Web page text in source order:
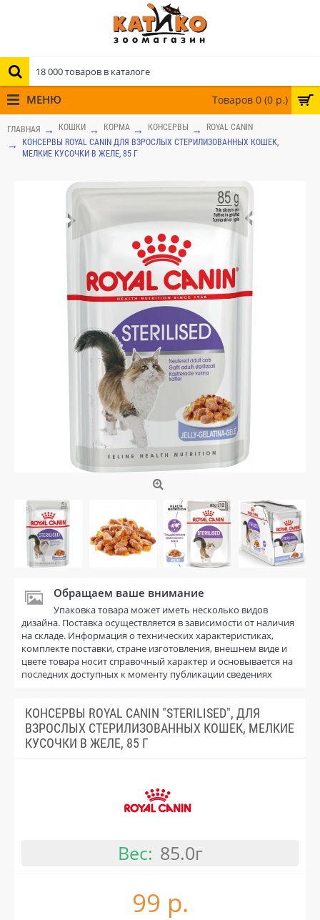
Товаров 0 (0 р.)
МЕНЮ
ГЛАВНАЯ КОШКИ КОРМА КОНСЕРВЫ
ROYAL CANIN
КОНСЕРВЫ ROYAL CANIN ДЛЯ ВЗРОСЛЫХ СТЕРИЛИЗОВАННЫХ КОШЕК,
МЕЛКИЕ КУСОЧКИ В ЖЕЛЕ, 85 Г
Обращаем ваше внимание
Упаковка товара может иметь несколько видов
дизайна. Поставка осуществляется в зависимости от наличия
на складе. Информация о технических характеристиках,
комплекте поставки, стране изготовления, внешнем виде и
цвете товара носит справочный характер и основывается на
последних доступных к моменту публикации сведениях
КОНСЕРВЫ ROYAL CANIN "STERILISED", ДЛЯ
ВЗРОСЛЫХ СТЕРИЛИЗОВАННЫХ КОШЕК, МЕЛКИЕ
КУСОЧКИ В ЖЕЛЕ, 85 Г
Вес: 85.0г
99 р.